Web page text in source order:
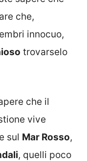
che,
innocuo,
trovarselo
che il
vive
e sul Mar Rosso,
, quelli poco